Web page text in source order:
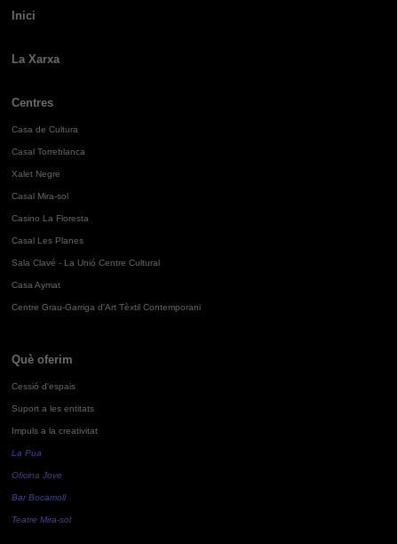
Inici
La Xarxa
Centres
Casa de Cultura
Casal Torreblanca
Xalet Negre
Casal Mira-sol
Casino La Floresta
Casal Les Planes
Sala Clavé - La Unió Centre Cultural
Casa Aymat
Centre Grau-Garriga d'Art Tèxtil Contemporani
Què oferim
Cessió d'espais
Suport a les entitats
Impuls a la creativitat
La Pua
Oficina Jove
Bar Bocamoll
Teatre Mira-sol